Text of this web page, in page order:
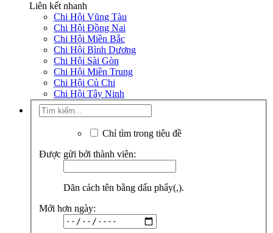
Liên kết nhanh
Chi Hội Vũng Tàu
Chi Hội Đồng Nai
Chi Hội Miền Bắc
Chi Hội Bình Dương
Chi Hội Sài Gòn
Chi Hội Miền Trung
Chi Hội Củ Chi
Chi Hội Tây Ninh
Chỉ tìm trong tiêu đề
Được gửi bởi thành viên:
Dãn cách tên bằng dấu phẩy(,).
Mới hơn ngày: